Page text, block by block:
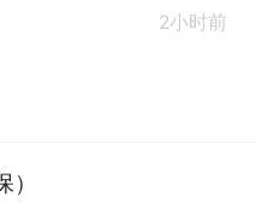
2小时前